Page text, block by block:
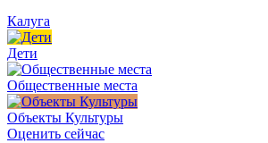
Калуга
Дети
Общественные места
Объекты Культуры
Оценить сейчас